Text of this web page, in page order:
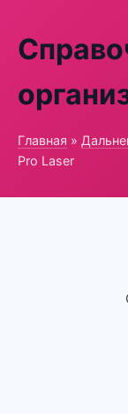
Главная »
Pro Laser